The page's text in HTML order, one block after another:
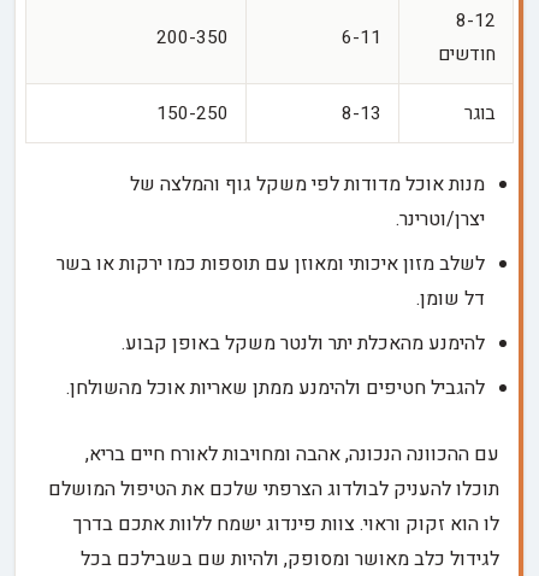
8-12
חודשים
6-11
200-350
בוגר 8-13
150-250
מנות אוכל מדודות לפי משקל גוף והמלצה של
יצרן/וטרינר.
לשלב מזון איכותי ומאוזן עם תוספות כמו ירקות או בשר
דל שומן.
להימנע מהאכלת יתר ולנטר משקל באופן קבוע.
להגביל חטיפים ולהימנע ממתן שאריות אוכל מהשולחן.
עם ההכוונה הנכונה, אהבה ומחויבות לאורח חיים בריא,
תוכלו להעניק לבולדוג הצרפתי שלכם את הטיפול המושלם
לו הוא זקוק וראוי. צוות פינדוג ישמח ללוות אתכם בדרך
לגידול כלב מאושר ומסופק, ולהיות שם בשבילכם בכל